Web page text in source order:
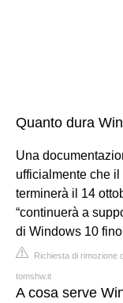
Quanto dura
Una
ufficialmente che
terminerà il 14
“continuerà a
di Windows 10
Richiesta di rimozione
tomshw.it
A cosa serve